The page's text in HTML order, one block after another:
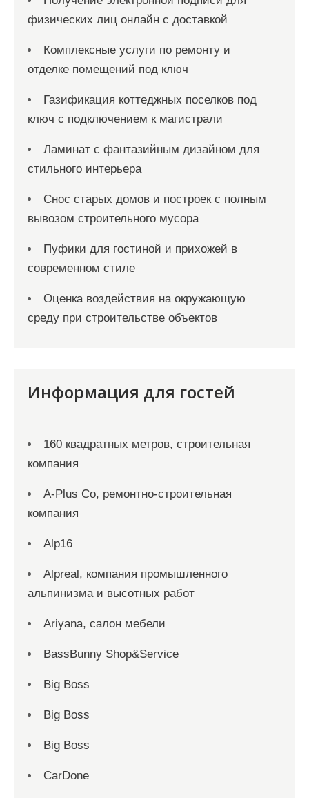
физических лиц онлайн с доставкой
Комплексные услуги по ремонту и
отделке помещений под ключ
Газификация коттеджных поселков под
ключ с подключением к магистрали
Ламинат с фантазийным дизайном для
стильного интерьера
Снос старых домов и построек с полным
вывозом строительного мусора
Пуфики для гостиной и прихожей в
современном стиле
Оценка воздействия на окружающую
среду при строительстве объектов
Информация для гостей
160 квадратных метров, строительная
компания
A-Plus Co, ремонтно-строительная
компания
Alp16
Alpreal, компания промышленного
альпинизма и высотных работ
Ariyana, салон мебели
BassBunny Shop&Service
Big Boss
Big Boss
Big Boss
CarDone